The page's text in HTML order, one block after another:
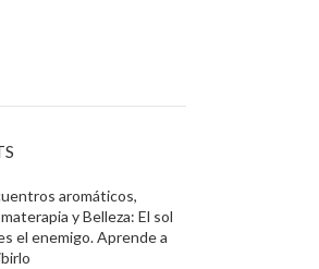
aromáticos,
y Belleza: El sol
el enemigo. Aprende a